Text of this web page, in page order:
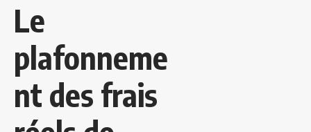
Le
plafonneme
nt des frais